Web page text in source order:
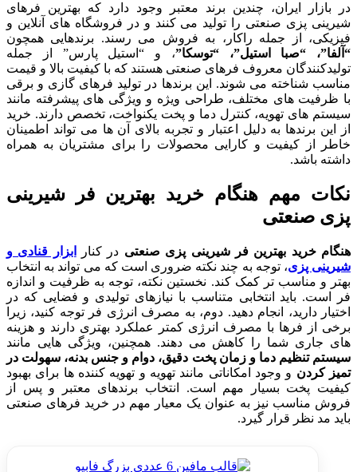
در بازار ایران، چندین برند معتبر وجود دارد که بهترین فرهای
شیرینی پزی صنعتی را تولید می کنند و در فروشگاه های آنلاین و
فیزیکی، از جمله راکار، به فروش می رسند. برندهایی همچون
“آلفا”، “صبا استیل”، “توسکا”، و “استیل پارس” از جمله
تولیدکنندگان معروف فرهای صنعتی هستند که با کیفیت بالا و قیمت
مناسب شناخته می شوند. این برندها در تولید فرهای گازی و برقی
با ظرفیت های مختلف، طراحی ویژه و ویژگی های پیشرفته مانند
سیستم های تهویه، کنترل دما و پخت یکنواخت، تخصص دارند. خرید
از این برندها به دلیل اعتبار و تجربه بالای آن ها می تواند اطمینان
خاطر از کیفیت و کارایی محصولات را برای مشتریان به همراه
داشته باشد.
نکات مهم هنگام خرید بهترین فر شیرینی
پزی صنعتی
هنگام خرید بهترین فر شیرینی پزی صنعتی در کنار
ابزار قنادی و
شیرینی پزی، توجه به چند نکته ضروری است که می تواند به انتخاب
بهتر و مناسب تر کمک کند. نخستین نکته، توجه به ظرفیت و اندازه
فر است. باید انتخابی متناسب با نیازهای تولیدی و فضایی که در
اختیار دارید، انجام دهید. دوم، به مصرف انرژی فر توجه کنید، زیرا
برخی از فرها با مصرف انرژی کمتر عملکرد بهتری دارند و هزینه
های جاری شما را کاهش می دهند. همچنین، ویژگی هایی مانند
سیستم تنظیم دما و زمان پخت دقیق، دوام و جنس بدنه، سهولت در
تمیز کردن و وجود امکاناتی مانند تهویه و تهویه کننده ها برای بهبود
کیفیت پخت بسیار مهم است. انتخاب برندهای معتبر و پس از
فروش مناسب نیز به عنوان یک معیار مهم در خرید فرهای صنعتی
باید مد نظر قرار گیرد.